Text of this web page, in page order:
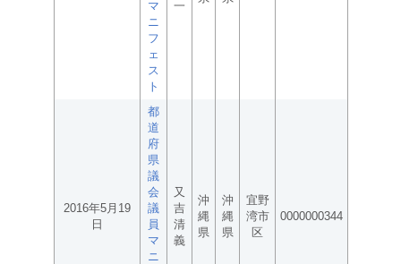
マ
ニ
フ
ェ
ス
ト
一
2016年5月19
日
都
道
府
県
議
会
議
員
マ
ニ
又
吉
清
義
沖
縄
県
沖
縄
県
宜野
湾市
区
0000000344